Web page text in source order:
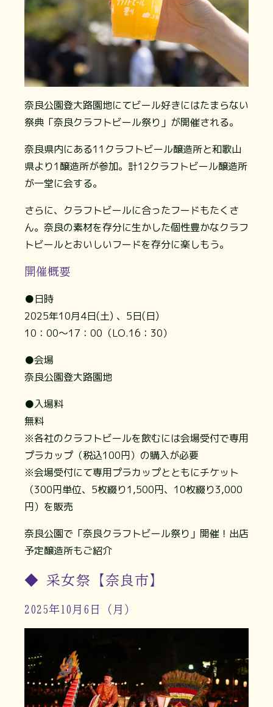
奈良公園登大路園地にてビール好きにはたまらない
祭典「奈良クラフトビール祭り」が開催される。
奈良県内にある11クラフトビール醸造所と和歌山
県より1醸造所が参加。計12クラフトビール醸造所
が一堂に会する。
さらに、クラフトビールに合ったフードもたくさ
ん。奈良の素材を存分に生かした個性豊かなクラフ
トビールとおいしいフードを存分に楽しもう。
開催概要
●日時
2025年10月4日(土) 、5日(日)
10：00～17：00（LO.16：30）
●会場
奈良公園登大路園地
●入場料
無料
※各社のクラフトビールを飲むには会場受付で専用
プラカップ（税込100円）の購入が必要
※会場受付にて専用プラカップとともにチケット
（300円単位、5枚綴り1,500円、10枚綴り3,000
円）を販売
奈良公園で「奈良クラフトビール祭り」開催！出店
予定醸造所もご紹介
◆ 采女祭【奈良市】
2025年10月6日（月）